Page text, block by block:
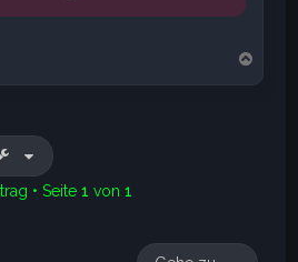
a
• Seite 1 von 1